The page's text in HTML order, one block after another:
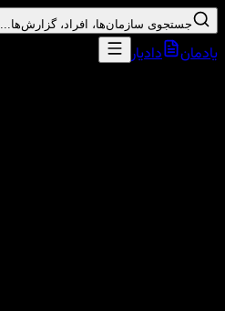
جستجوی سازمان‌ها، افراد، گزارش‌ها...
یادمان
دادیار